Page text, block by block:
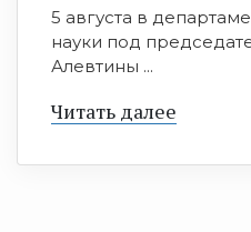
5 августа в
науки под
Алевтины ...
Читать далее